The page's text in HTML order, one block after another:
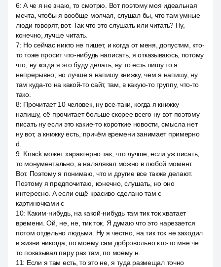
6:А че я не знаю, то смотрю. Вот поэтому моя идеальная
мечта, чтобы я вообще молчал, слушал бы, что там умные
люди говорят, вот. Так что это слушать или читать? Ну,
конечно, лучше читать.
7: Но сейчас никто не пишет, и когда от меня, допустим, кто-
то тоже просит что-нибудь написать, я отказываюсь, потому
что, ну когда я это буду делать, ну то есть пишу то я
непрерывно, но лучше я напишу книжку, чем я напишу, ну
там куда-то на какой-то сайт, там, в какую-то группу, что-то
тако.
8: Прочитает 10 человек, ну все-таки, когда я книжку
напишу, её прочитает больше скорее всего ну вот поэтому
писать ну если это какие-то короткие новости, смысла нет
ну вот, а книжку есть, причём времени занимает примерно
d.
9: Knack может характерно так, что лучше, если уж писать,
то монументально, а налялякал можно в любой момент.
Вот. Поэтому я понимаю, что и другие все также делают.
Поэтому я предпочитаю, конечно, слушать, но оно
интересно. А если ещё красиво сделано там с
картиночками с
10: Каким-нибудь, на какой-нибудь там тик ток хватает
времени. Ой, не, не, тик ток. Я думаю что это нарезается
потом отдельно людьми. Ну я честно, на тик ток не заходил
в жизни никогда, по моему сам добровольно кто-то мне че
то показывал пару раз там, по моему н.
11: Если я там есть, то это не, я туда размещал точно